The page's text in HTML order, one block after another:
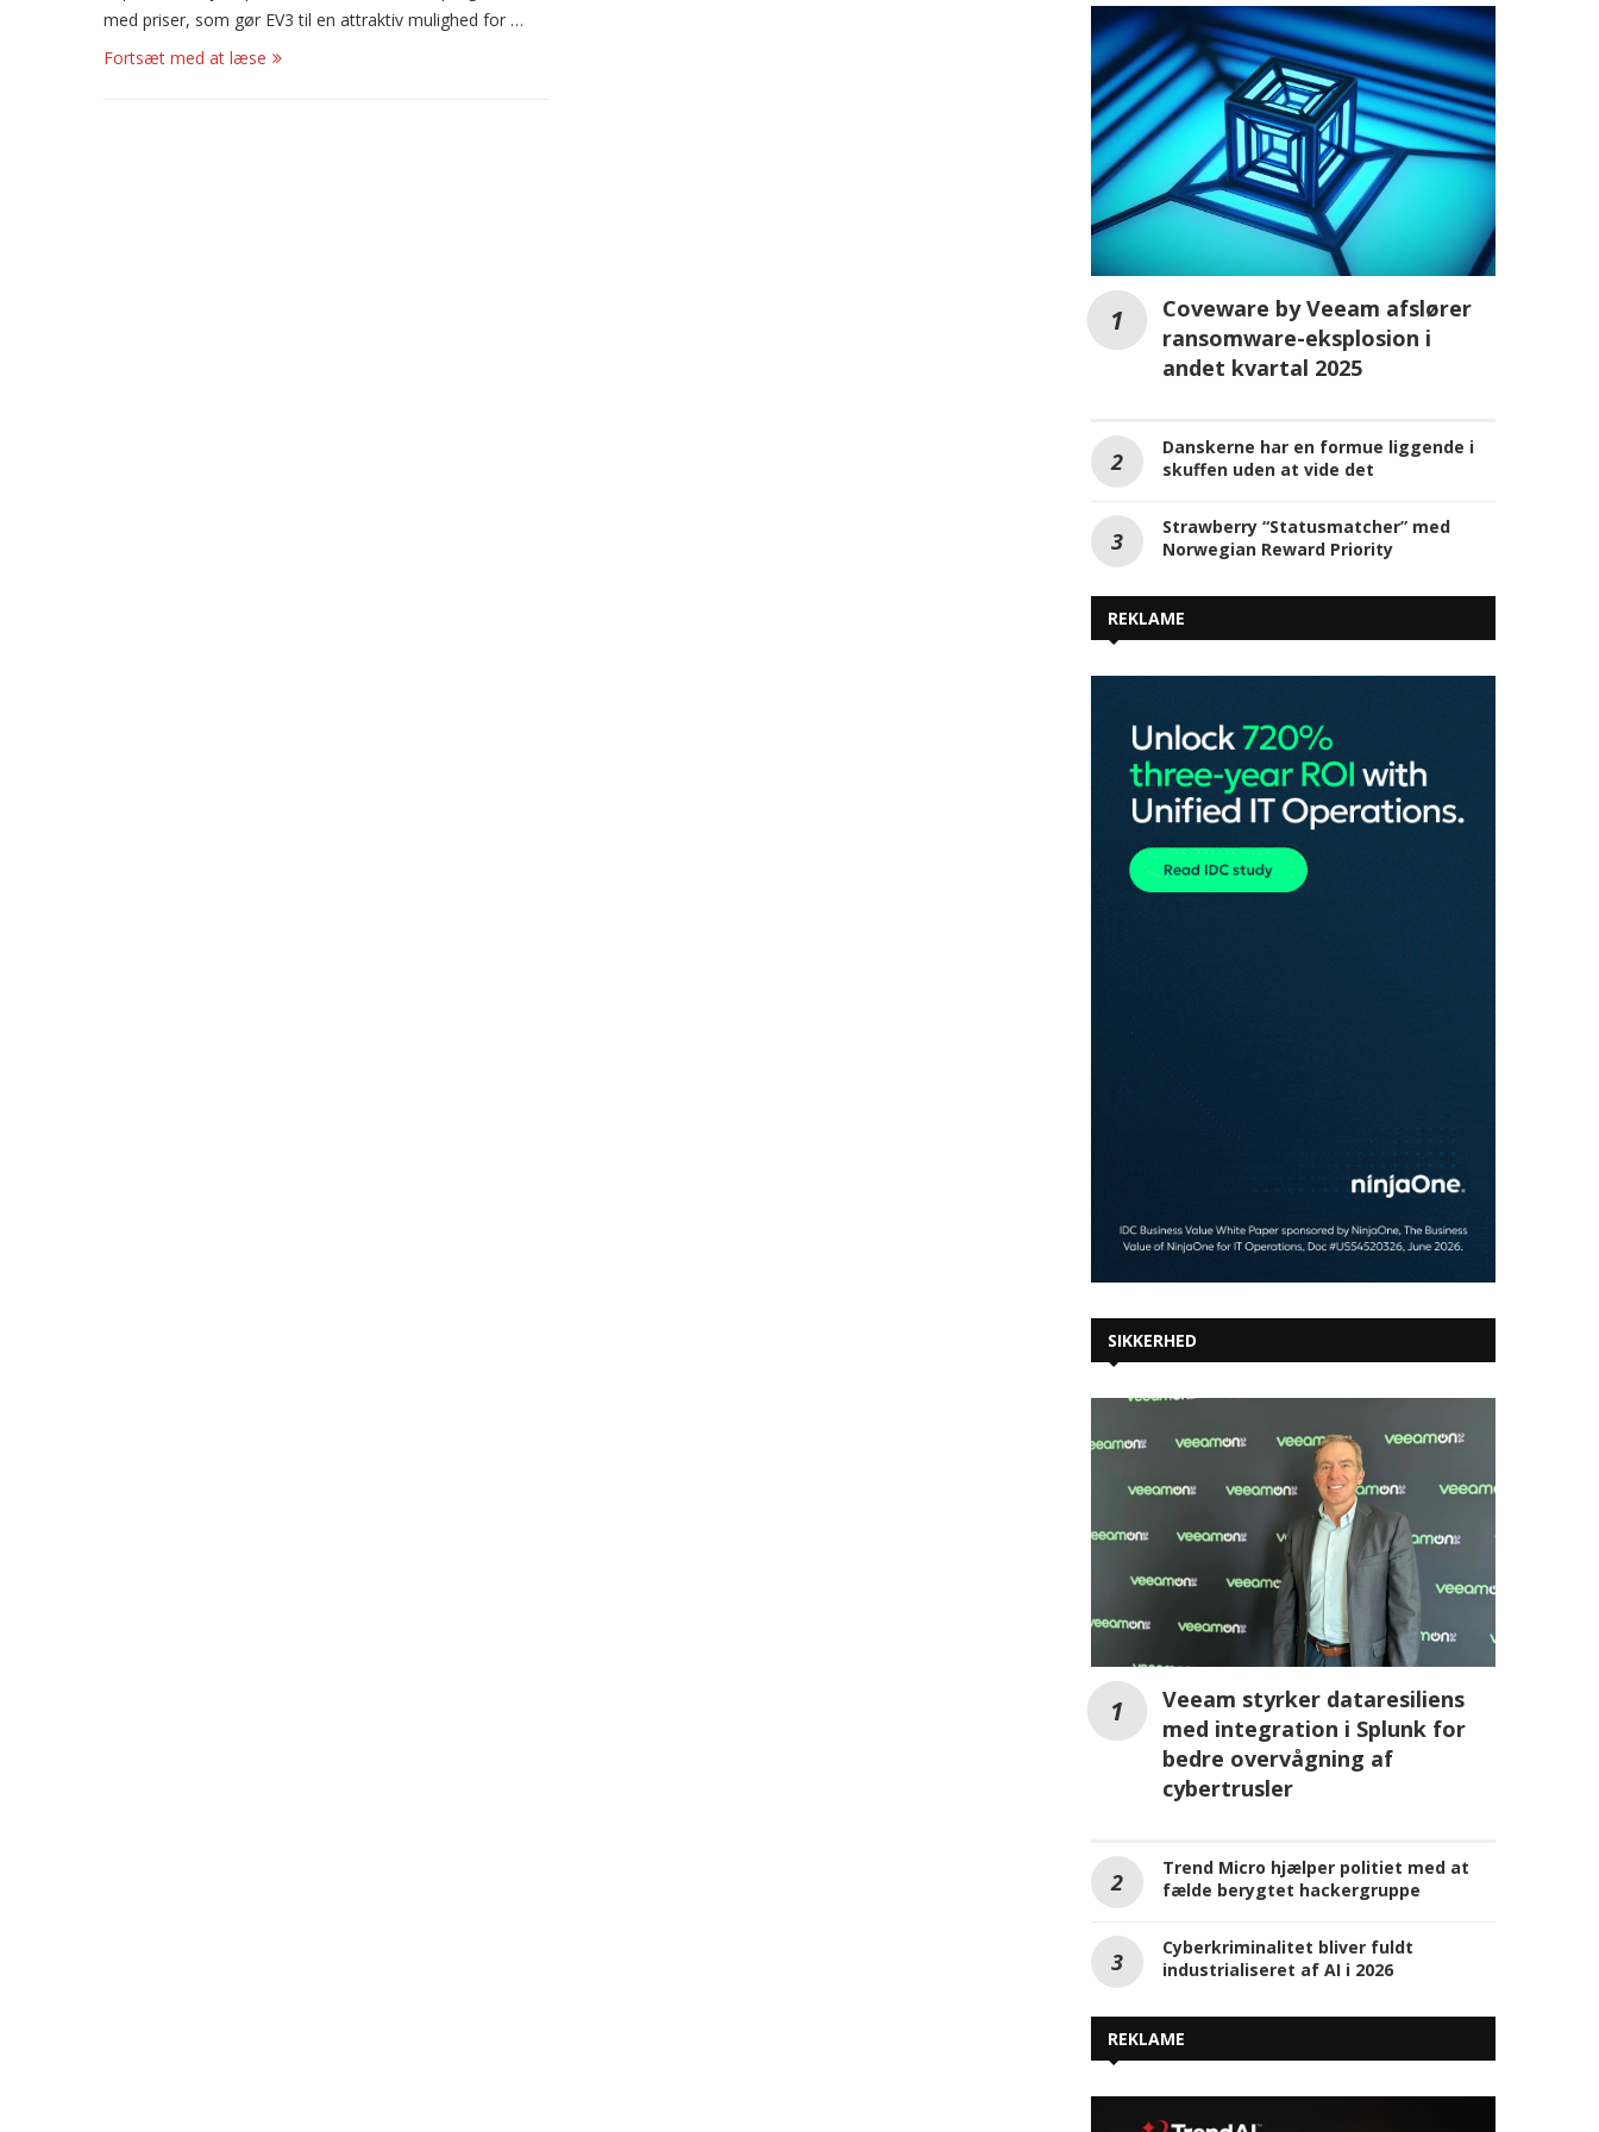
med priser, som gør EV3 til en attraktiv mulighed for …
Fortsæt med at læse
Coveware by Veeam afslører
ransomware-eksplosion i
andet kvartal 2025
Danskerne har en formue liggende i
skuffen uden at vide det
Strawberry “Statusmatcher” med
REKLAME
Veeam styrker dataresiliens
med integration i Splunk for
bedre overvågning af
cybertrusler
Trend Micro hjælper politiet med at
fælde berygtet hackergruppe
Cyberkriminalitet bliver fuldt
industrialiseret af AI i 2026
REKLAME